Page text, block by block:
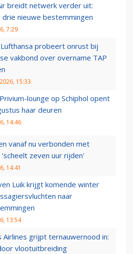
breidt netwerk verder uit:
drie nieuwe bestemmingen
7:29
probeert onrust bij
vakbond over overname TAP
15:33
lounge op Schiphol opent
haar deuren
14:46
vanaf nu verbonden met
'scheelt zeven uur rijden'
14:41
Luik krijgt komende winter
naar
13:54
Airlines grijpt ternauwernood in:
vlootuitbreiding